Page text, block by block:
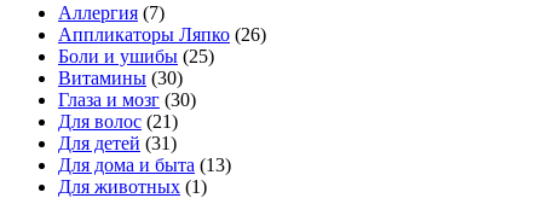
Аллергия (7)
Аппликаторы Ляпко (26)
Боли и ушибы (25)
Витамины (30)
Глаза и мозг (30)
Для волос (21)
Для детей (31)
Для дома и быта (13)
Для животных (1)